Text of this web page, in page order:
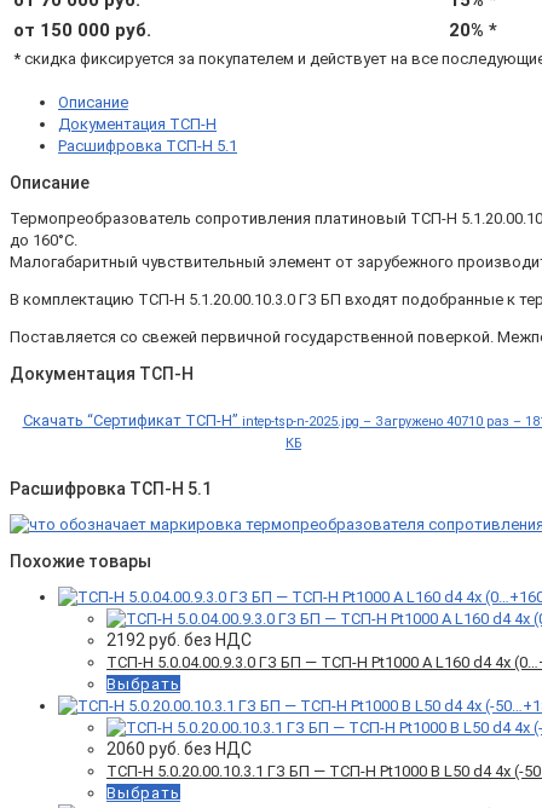
d6
(0...+160°С)
гильзой
и
от 150 000 руб.
20% *
* скидка фиксируется за покупателем и действует на все
Описание
Документация ТСП-Н
Расшифровка ТСП-Н 5.1
Описание
Термопреобразователь сопротивления платиновый ТСП-Н
до 160°С.
Малогабаритный чувствительный элемент от зарубежного
В комплектацию ТСП-Н 5.1.20.00.10.3.0 ГЗ БП входят подобранные к
Поставляется со свежей первичной государственной поверкой.
Документация ТСП-Н
Скачать “Сертификат ТСП-Н” intep-tsp-n-2025.jpg – Загружено 40710 раз –
КБ
Расшифровка ТСП-Н 5.1
Похожие товары
2192руб. без НДС
ТСП-Н 5.0.04.00.9.3.0 ГЗ БП — ТСП-Н Pt1000 A L160 d4 4x
Выбрать
2060 руб. без НДС
ТСП-Н 5.0.20.00.10.3.1 ГЗ БП — ТСП-Н Pt1000 B L50 d4 4x (-
Выбрать